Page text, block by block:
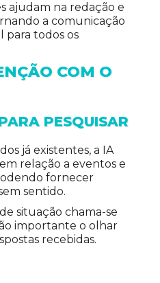
ajudam na redação e
a comunicação
para todos os
COM O
PESQUISAR
já existentes, a IA
relação a eventos e
fornecer
sentido.
situação chama-se
importante o olhar
recebidas.